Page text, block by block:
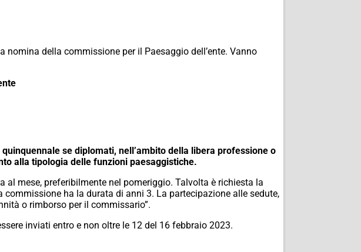
nomina della commissione per il Paesaggio dell’ente. Vanno
se diplomati, nell’ambito della libera professione o
alla tipologia delle funzioni paesaggistiche.
mese, preferibilmente nel pomeriggio. Talvolta è richiesta la
ha la durata di anni 3. La partecipazione alle sedute,
o rimborso per il commissario”.
inviati entro e non oltre le 12 del 16 febbraio 2023.